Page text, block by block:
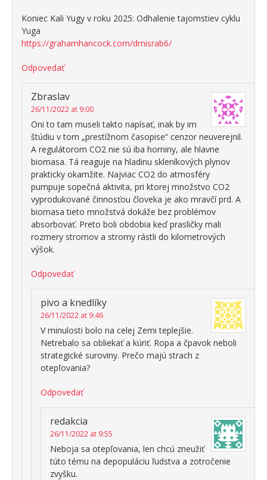
Koniec Kali Yugy v roku 2025: Odhalenie tajomstiev cyklu
Yuga
https://grahamhancock.com/dmisrab6/
Odpovedať
Zbraslav
26/11/2022 at 9:00
Oni to tam museli takto napísať, inak by im
štúdiu v tom „prestížnom časopise“ cenzor neuverejnil.
A regulátorom CO2 nie sú iba horniny, ale hlavne
biomasa. Tá reaguje na hladinu skleníkových plynov
prakticky okamžite. Najviac CO2 do atmosféry
pumpuje sopečná aktivita, pri ktorej množstvo CO2
vyprodukované činnosťou človeka je ako mravčí prd. A
biomasa tieto množstvá dokáže bez problémov
absorbovať. Preto boli obdobia keď prasličky mali
rozmery stromov a stromy rástli do kilometrových
výšok.
Odpovedať
pivo a knedlíky
26/11/2022 at 9:46
V minulosti bolo na celej Zemi teplejšie.
Netrebalo sa obliekať a kúriť. Ropa a čpavok neboli
strategické suroviny. Prečo majú strach z
otepľovania?
Odpovedať
redakcia
26/11/2022 at 9:55
Neboja sa otepľovania, len chcú zneužiť
túto tému na depopuláciu ľudstva a zotročenie
zvyšku.